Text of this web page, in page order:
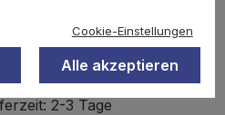
2-3 Tage
Cookie-Einstellungen
Alle akzeptieren